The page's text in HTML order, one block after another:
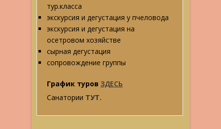
тур.класса
экскурсия и дегустация у пчеловода
экскурсия и дегустация на
осетровом хозяйстве
сырная дегустация
сопровождение группы
График туров ЗДЕСЬ
Санатории ТУТ.